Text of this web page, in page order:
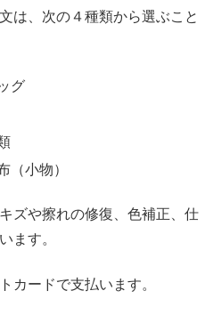
は、次の４種類から選ぶこと
グ
（小物）
ズや擦れの修復、色補正、仕
ます。
カードで支払います。